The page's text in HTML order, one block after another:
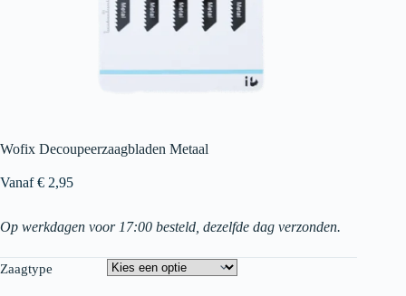
Wofix Decoupeerzaagbladen Metaal
Vanaf€ 2,95
Op werkdagen voor 17:00 besteld, dezelfde dag verzonden.
Zaagtype